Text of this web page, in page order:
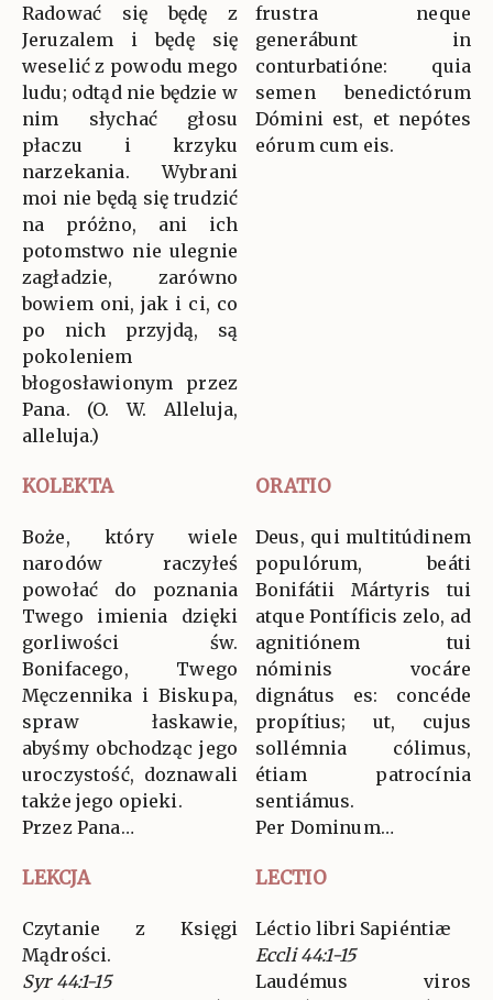
Radować się będę z
Jeruzalem i będę się
weselić z powodu mego
ludu; odtąd nie będzie w
nim słychać głosu
płaczu i krzyku
narzekania. Wybrani
moi nie będą się trudzić
na próżno, ani ich
potomstwo nie ulegnie
zagładzie, zarówno
bowiem oni, jak i ci, co
po nich przyjdą, są
pokoleniem
błogosławionym przez
Pana. (O. W. Alleluja,
alleluja.)
frustra neque
generábunt in
conturbatióne: quia
semen benedictórum
Dómini est, et nepótes
eórum cum eis.
KOLEKTA ORATIO
Boże, który wiele
narodów raczyłeś
powołać do poznania
Twego imienia dzięki
gorliwości św.
Bonifacego, Twego
Męczennika i Biskupa,
spraw łaskawie,
abyśmy obchodząc jego
uroczystość, doznawali
także jego opieki.
Przez Pana…
Deus, qui multitúdinem
populórum, beáti
Bonifátii Mártyris tui
atque Pontíficis zelo, ad
agnitiónem tui
nóminis vocáre
dignátus es: concéde
propítius; ut, cujus
sollémnia cólimus,
étiam patrocínia
sentiámus.
Per Dominum…
LEKCJA LECTIO
Czytanie z Księgi
Mądrości.
Syr 44:1-15
Léctio libri Sapiéntiæ
Eccli 44:1-15
Laudémus viros